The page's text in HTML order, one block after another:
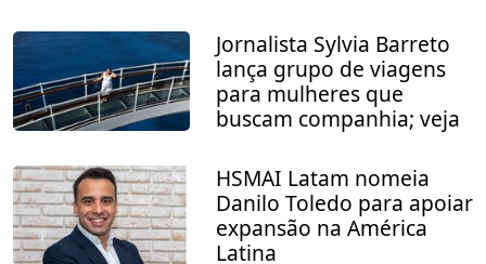
Jornalista Sylvia Barreto
lança grupo de viagens
para mulheres que
buscam companhia; veja
HSMAI Latam nomeia
Danilo Toledo para apoiar
expansão na América
Latina